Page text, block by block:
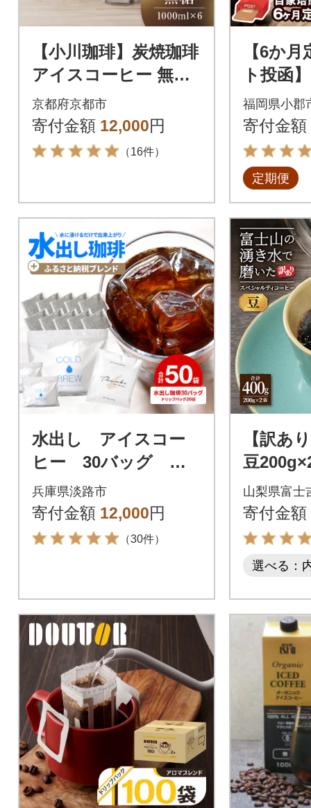
【小川珈琲】炭焼珈琲
アイスコーヒー 無糖
1000ml 6本|リキッド
コーヒー 人気セット
京都府京都市
寄付金額 12,000円
（16件）
【6か
ト投函
ヒー豆
種
福岡県小郡
寄付金額
定期便
水出し アイスコー
ヒー 30バッグ 淡
路島 ドリップバッ
グ セット at14707
兵庫県淡路市
寄付金額 12,000円
（30件）
【訳あ
豆
家焙煎
ルティ
山の湧
山梨県富士
寄付金額
選べる：